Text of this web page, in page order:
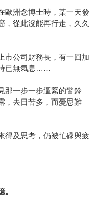
歐洲念博士時，某一天發
，從此沒能再行走，久久
市公司財務長，有一回加
已無氣息……
那一步一步逼緊的警鈴
，去日苦多，而憂思難
得及思考，仍被忙碌與疲